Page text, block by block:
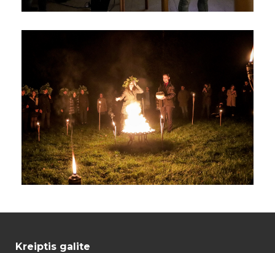
Kreiptis galite